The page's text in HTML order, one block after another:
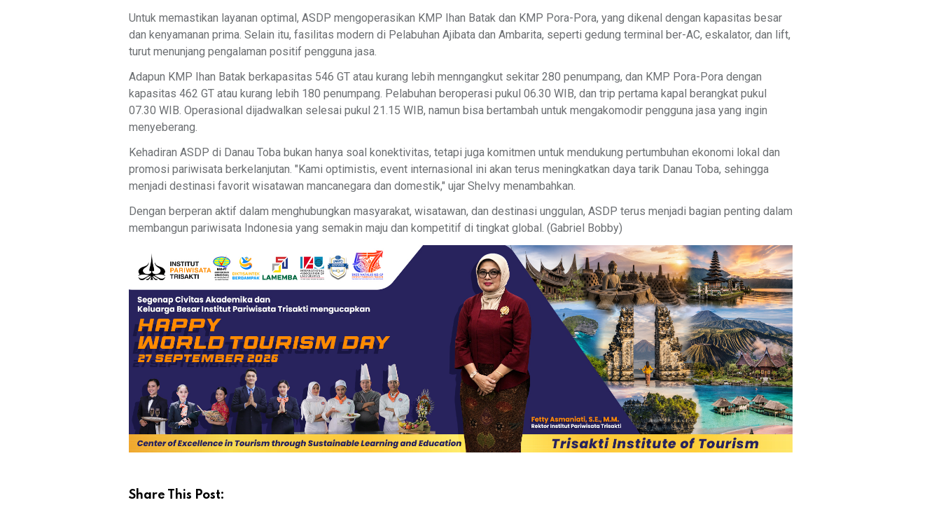
Untuk memastikan layanan optimal, ASDP mengoperasikan KMP Ihan Batak dan KMP Pora-Pora, yang dikenal dengan kapasitas besar
dan kenyamanan prima. Selain itu, fasilitas modern di Pelabuhan Ajibata dan Ambarita, seperti gedung terminal ber-AC, eskalator, dan lift,
turut menunjang pengalaman positif pengguna jasa.
Adapun KMP Ihan Batak berkapasitas 546 GT atau kurang lebih menngangkut sekitar 280 penumpang, dan KMP Pora-Pora dengan
kapasitas 462 GT atau kurang lebih 180 penumpang. Pelabuhan beroperasi pukul 06.30 WIB, dan trip pertama kapal berangkat pukul
07.30 WIB. Operasional dijadwalkan selesai pukul 21.15 WIB, namun bisa bertambah untuk mengakomodir pengguna jasa yang ingin
menyeberang.
Kehadiran ASDP di Danau Toba bukan hanya soal konektivitas, tetapi juga komitmen untuk mendukung pertumbuhan ekonomi lokal dan
promosi pariwisata berkelanjutan. "Kami optimistis, event internasional ini akan terus meningkatkan daya tarik Danau Toba, sehingga
menjadi destinasi favorit wisatawan mancanegara dan domestik," ujar Shelvy menambahkan.
Dengan berperan aktif dalam menghubungkan masyarakat, wisatawan, dan destinasi unggulan, ASDP terus menjadi bagian penting dalam
membangun pariwisata Indonesia yang semakin maju dan kompetitif di tingkat global. (Gabriel Bobby)
Share This Post: